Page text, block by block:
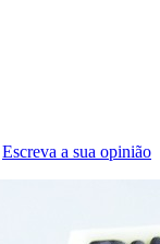
Escreva a sua opinião